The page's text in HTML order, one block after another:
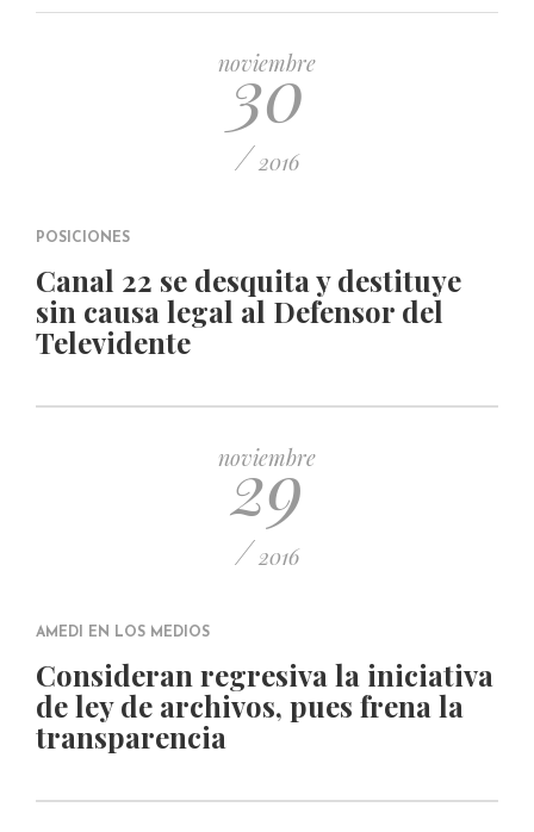
noviembre
30
/ 2016
POSICIONES
Canal 22 se desquita y destituye
sin causa legal al Defensor del
Televidente
noviembre
29
/ 2016
AMEDI EN LOS MEDIOS
Consideran regresiva la iniciativa
de ley de archivos, pues frena la
transparencia